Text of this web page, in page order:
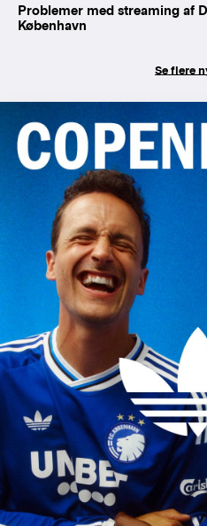
Problemer med streaming af
København
Se flere